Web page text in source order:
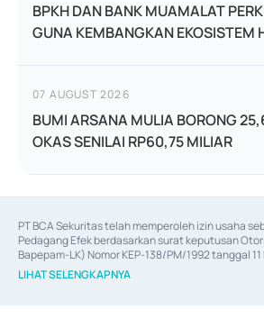
BPKH DAN BANK MUAMALAT
GUNA KEMBANGKAN EKOSISTEM
07 AUGUST 2026
BUMI ARSANA MULIA BORONG
OKAS SENILAI RP60,75 MILIAR
PT BCA Sekuritas telah memperoleh izin usaha
Pedagang Efek berdasarkan surat keputusan
Bapepam-LK) Nomor KEP-138/PM/1992 tanggal
06/D.04/2014 tanggal 28 Februari 2014, izin usaha
Efek berdasarkan surat keputusan Otoritas Jasa
LIHAT SELENGKAPNYA